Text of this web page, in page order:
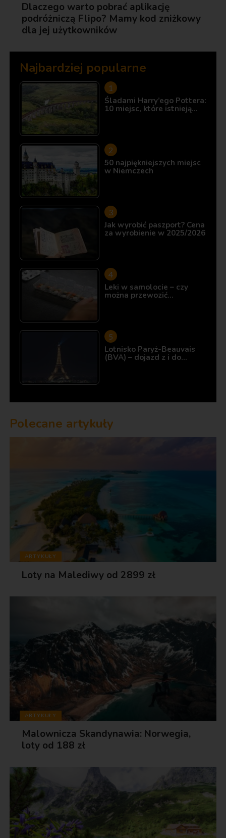
Dlaczego warto pobrać aplikację
podróżniczą Flipo? Mamy kod zniżkowy
dla jej użytkowników
Najbardziej popularne
Śladami Harry’ego Pottera:
10 miejsc, które istnieją…
50 najpiękniejszych miejsc
w Niemczech
Jak wyrobić paszport? Cena
za wyrobienie w 2025/2026
Leki w samolocie – czy
można przewozić…
Lotnisko Paryż-Beauvais
(BVA) – dojazd z i do…
Polecane artykuły
ARTYKUŁY
Loty na Malediwy od 2899 zł
ARTYKUŁY
Malownicza Skandynawia: Norwegia,
loty od 188 zł